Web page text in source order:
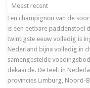
Meest recent
Een champignon van de
is een eetbare paddenstoel
twintigste eeuw volledig is
Nederland bijna volledig in
samengestelde
dekaarde. De teelt in
provincies Limburg, Noord-